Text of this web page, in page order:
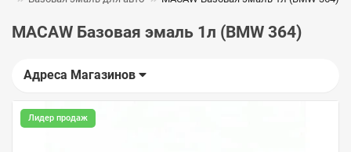
MACAW Базовая эмаль 1л (BMW 364)
Адреса Магазинов
Лидер продаж